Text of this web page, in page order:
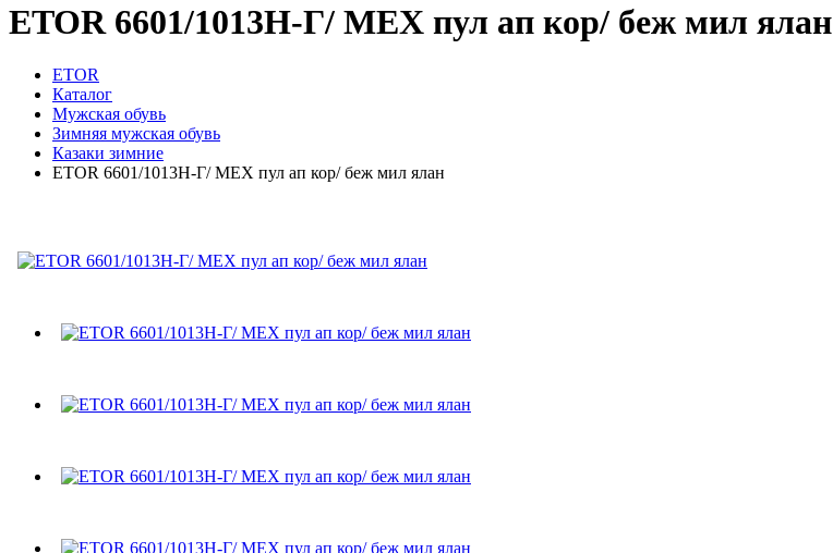
ETOR 6601/1013Н-Г/ МЕХ пул ап кор/ беж мил ялан
ETOR
Каталог
Мужская обувь
Зимняя мужская обувь
Казаки зимние
ETOR 6601/1013Н-Г/ МЕХ пул ап кор/ беж мил ялан